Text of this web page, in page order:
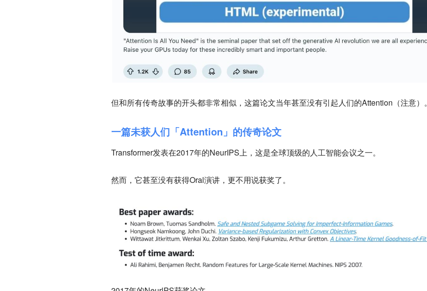
但和所有传奇故事的开头都非常相似，这篇论文当年甚至没有引起人们的Attention（注意）。
一篇未获人们「Attention」的传奇论文
Transformer发表在2017年的NeurIPS上，这是全球顶级的人工智能会议之一。
然而，它甚至没有获得Oral演讲，更不用说获奖了。